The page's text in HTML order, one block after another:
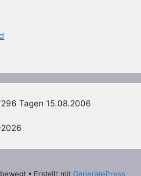
Tagen 15.08.2006
• Erstellt mit GeneratePress